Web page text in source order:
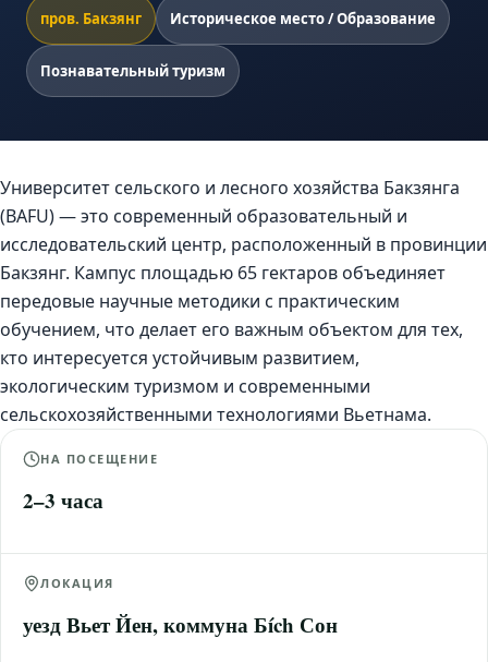
пров. Бакзянг Историческое место / Образование
Познавательный туризм
Университет сельского и лесного хозяйства Бакзянга
(BAFU) — это современный образовательный и
исследовательский центр, расположенный в провинции
Бакзянг. Кампус площадью 65 гектаров объединяет
передовые научные методики с практическим
обучением, что делает его важным объектом для тех,
кто интересуется устойчивым развитием,
экологическим туризмом и современными
сельскохозяйственными технологиями Вьетнама.
НА ПОСЕЩЕНИЕ
2–3 часа
ЛОКАЦИЯ
уезд Вьет Йен, коммуна Бích Сон